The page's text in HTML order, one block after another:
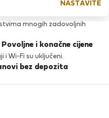
NASTAVITE
mnogih zadovoljnih
Povoljne i konačne cijene
i Wi-Fi su uključeni.
bez depozita